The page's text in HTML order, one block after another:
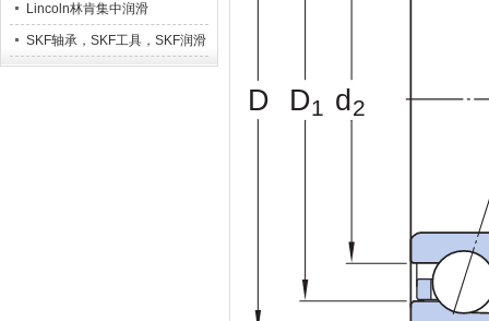
Lincoln林肯集中润滑
SKF轴承，SKF工具，SKF润滑
系统